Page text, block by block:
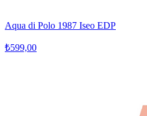
Aqua di Polo 1987 Iseo EDP
₺599,00